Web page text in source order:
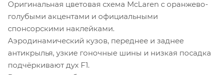
Оригинальная цветовая схема McLaren с оранжево-
голубыми акцентами и официальными
спонсорскими наклейками.
Аэродинамический кузов, переднее и заднее
антикрылья, узкие гоночные шины и низкая посадка
подчёркивают дух F1.